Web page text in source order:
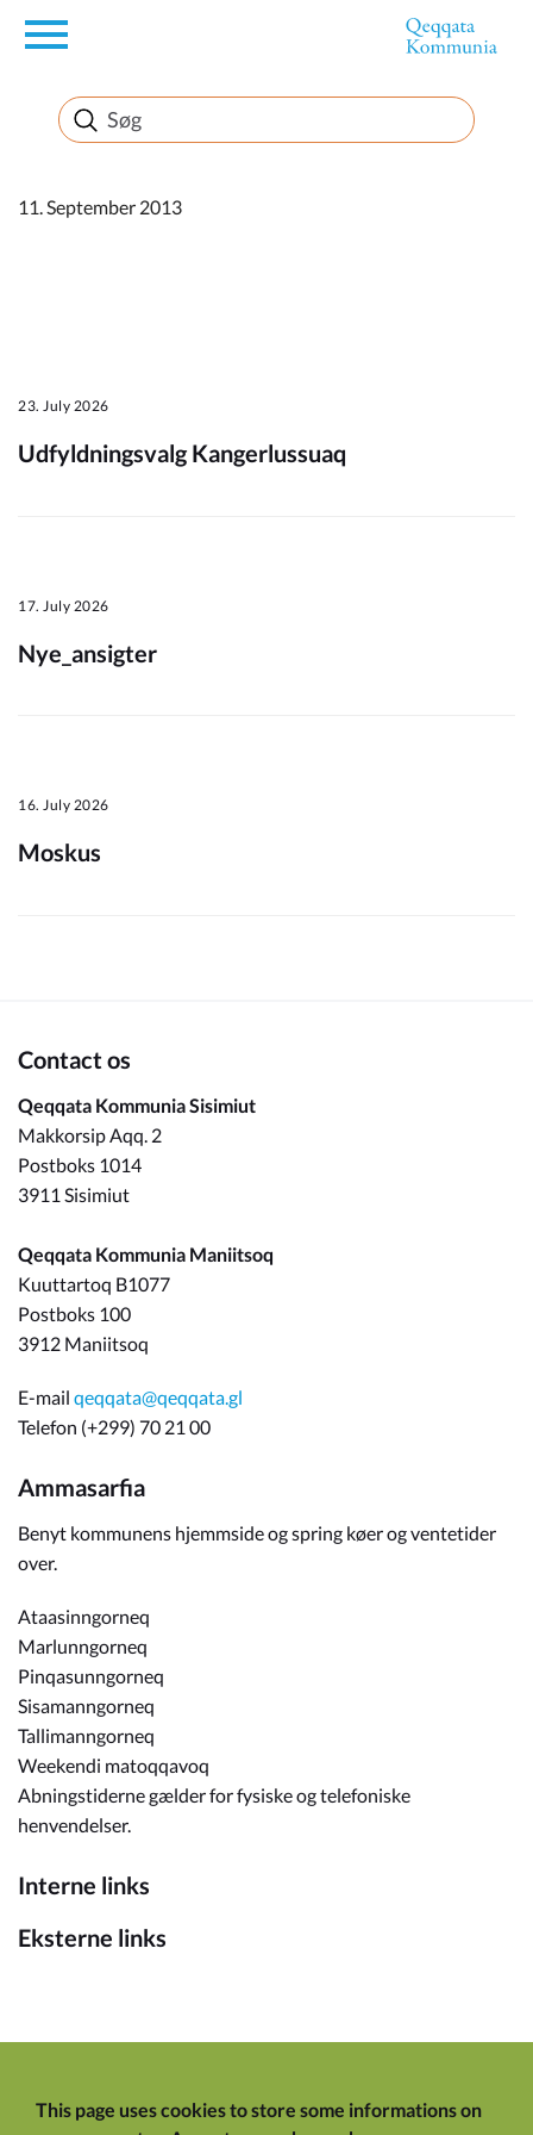
en
Borger
Erhverv
11. September 2013
23. July 2026
Udfyldningsvalg Kangerlussuaq
17. July 2026
Nye_ansigter
16. July 2026
Moskus
Contact os
Qeqqata Kommunia Sisimiut
Makkorsip Aqq. 2
Postboks 1014
3911 Sisimiut
Qeqqata Kommunia Maniitsoq
Kuuttartoq B1077
Postboks 100
3912 Maniitsoq
E-mail qeqqata@qeqqata.gl
Telefon (+299) 70 21 00
Ammasarfia
Benyt kommunens hjemmside og spring køer og ventetider
over.
Ataasinngorneq
Marlunngorneq
Pinqasunngorneq
Sisamanngorneq
Tallimanngorneq
Weekendi matoqqavoq
Abningstiderne gælder for fysiske og telefoniske
henvendelser.
Interne links
Eksterne links
This page uses cookies to store some informations on